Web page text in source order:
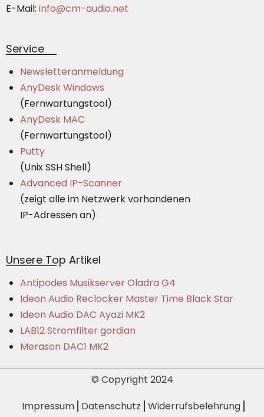
E-Mail: info@cm-audio.net
Service
Newsletteranmeldung
AnyDesk Windows
(Fernwartungstool)
AnyDesk MAC
(Fernwartungstool)
Putty
(Unix SSH Shell)
Advanced IP-Scanner
(zeigt alle im Netzwerk vorhandenen
IP-Adressen an)
Unsere Top Artikel
Antipodes Musikserver Oladra G4
Ideon Audio Reclocker Master Time Black Star
Ideon Audio DAC Ayazi MK2
LAB12 Stromfilter gordian
Merason DAC1 MK2
© Copyright 2024
Impressum Datenschutz Widerrufsbelehrung